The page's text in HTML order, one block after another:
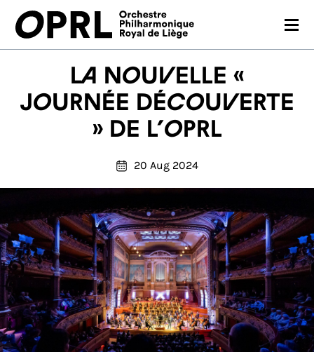
CONCERTS
26-27 SEASON
MEDIA
FR EN
La nouvelle «
Journée découverte
» de l’OPRL
20 Aug 2024